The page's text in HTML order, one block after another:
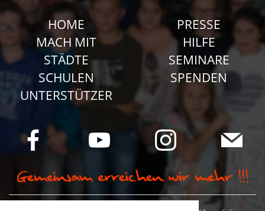
HOME
MACH MIT
STÄDTE
SCHULEN
UNTERSTÜTZER
PRESSE
HILFE
SEMINARE
SPENDEN